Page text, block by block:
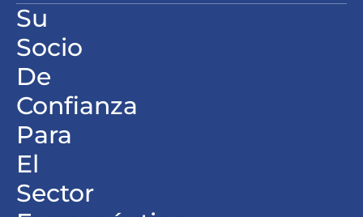
Su
Socio
De
Confianza
Para
El
Sector